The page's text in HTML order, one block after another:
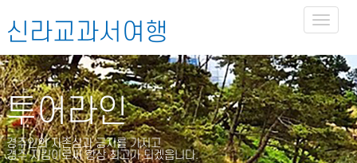
Toggle
신라교과서여행
투어라인
경주인의 자존심과 긍지를 가지고
경주 지킴이로써 항상 최고가 되겠읍니다.